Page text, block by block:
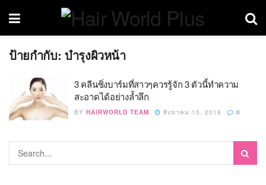
ป้ายกำกับ: บำรุงผิวหน้า
3 คลีนซิ่งบาร์มที่สาวๆควรรู้จัก 3 ตัวนี้ทำความ
สะอาดได้อย่างล้ำลึก
BY HAIRWORLD TEAM สิงหาคม 15, 2018 0